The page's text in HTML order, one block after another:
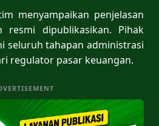
menyampaikan penjelasan
resmi dipublikasikan. Pihak
seluruh tahapan administrasi
regulator pasar keuangan.